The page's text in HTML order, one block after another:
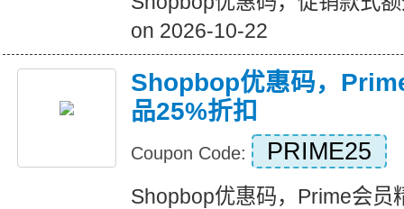
on 2026-10-22
Shopbop优惠码，
品25%折扣
Coupon Code: PRIME25
Shopbop优惠码，Prime会员